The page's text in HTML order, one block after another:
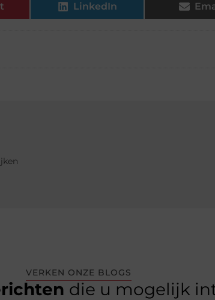
LinkedIn
VERKEN ONZE BLOGS
die u mogelijk